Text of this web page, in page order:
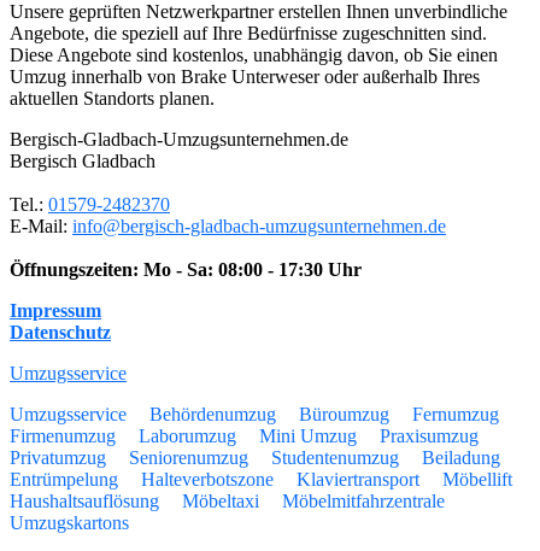
Unsere geprüften Netzwerkpartner erstellen Ihnen unverbindliche
Angebote, die speziell auf Ihre Bedürfnisse zugeschnitten sind.
Diese Angebote sind kostenlos, unabhängig davon, ob Sie einen
Umzug innerhalb von Brake Unterweser oder außerhalb Ihres
aktuellen Standorts planen.
Bergisch-Gladbach-Umzugsunternehmen.de
Bergisch Gladbach
Tel.: 01579-2482370
E-Mail: info@bergisch-gladbach-umzugsunternehmen.de
Öffnungszeiten: Mo - Sa: 08:00 - 17:30 Uhr
Impressum
Datenschutz
Umzugsservice
Umzugsservice
Behördenumzug Büroumzug
Fernumzug
Firmenumzug
Laborumzug Mini Umzug
Praxisumzug
Privatumzug
Seniorenumzug Studentenumzug
Beiladung
Entrümpelung
Halteverbotszone Klaviertransport
Möbellift
Haushaltsauflösung
Möbeltaxi
Möbelmitfahrzentrale
Umzugskartons